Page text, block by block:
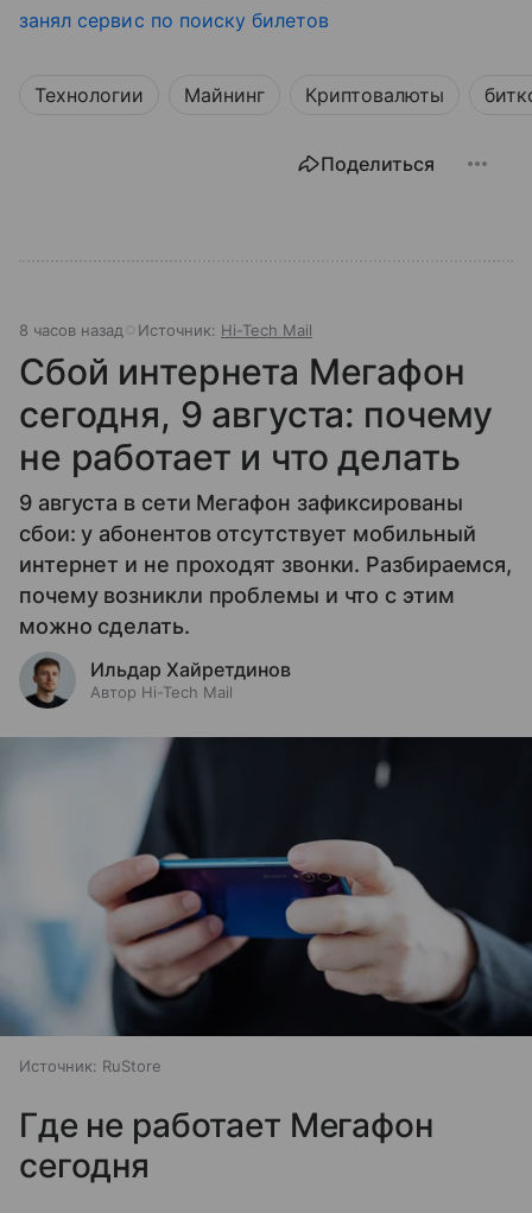
занял сервис по поиску билетов
Технологии Майнинг Криптовалюты
Поделиться
8 часов назад Источник: Hi-Tech Mail
Сбой интернета Мегафон
сегодня, 9 августа: почему
не работает и что делать
9 августа в сети Мегафон зафиксированы
сбои: у абонентов отсутствует мобильный
интернет и не проходят звонки. Разбираемся,
почему возникли проблемы и что с этим
можно сделать.
Ильдар Хайретдинов
Автор Hi-Tech Mail
Источник: RuStore
Где не работает Мегафон
сегодня